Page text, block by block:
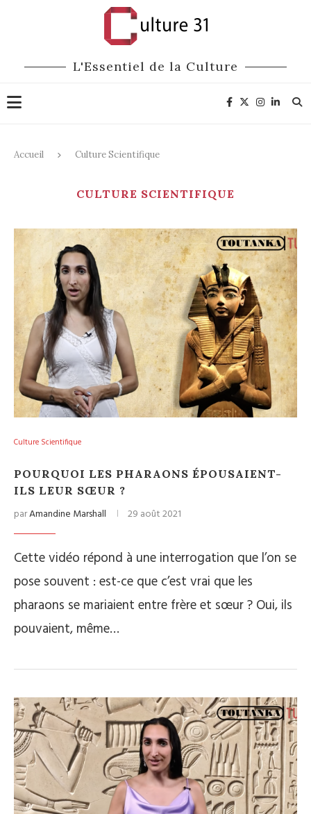
L'Essentiel de la Culture
Accueil Culture Scientifique
CULTURE SCIENTIFIQUE
Culture Scientifique
POURQUOI LES PHARAONS ÉPOUSAIENT-
ILS LEUR SŒUR ?
parAmandine Marshall 29 août 2021
Cette vidéo répond à une interrogation que l’on se
pose souvent : est-ce que c’est vrai que les
pharaons se mariaient entre frère et sœur ? Oui, ils
pouvaient, même…